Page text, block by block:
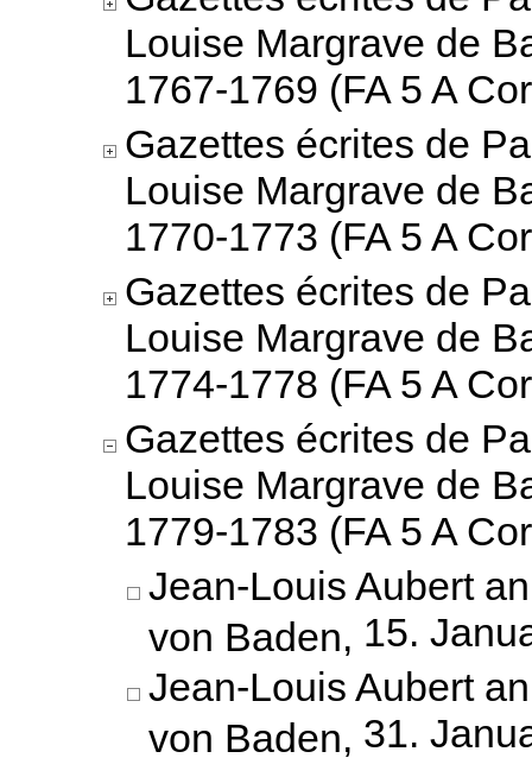
Louise Margrave de
1767-1769 (FA 5 A
Gazettes écrites de
Louise Margrave de
1770-1773 (FA 5 A
Gazettes écrites de
Louise Margrave de
1774-1778 (FA 5 A
Gazettes écrites de
Louise Margrave de
1779-1783 (FA 5 A
Jean-Louis Aubert
von Baden, 15.
Jean-Louis Aubert
von Baden, 31.